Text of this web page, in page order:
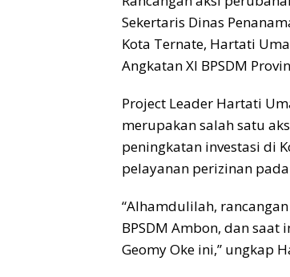
Sekertaris Dinas
Kota Ternate, Hartati
Angkatan XI BPSDM
Project Leader Hartati
merupakan salah satu
peningkatan investasi di
pelayanan perizinan pada
“Alhamdulilah,
BPSDM Ambon, dan
Geomy Oke ini,” ungkap